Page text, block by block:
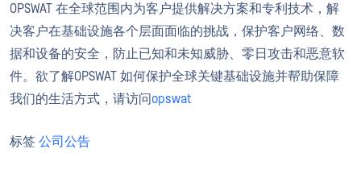
OPSWAT 在全球范围内为客户提供解决方案和专利技术，解
决客户在基础设施各个层面面临的挑战，保护客户网络、数
据和设备的安全，防止已知和未知威胁、零日攻击和恶意软
件。欲了解OPSWAT 如何保护全球关键基础设施并帮助保障
我们的生活方式，请访问opswat
标签 公司公告